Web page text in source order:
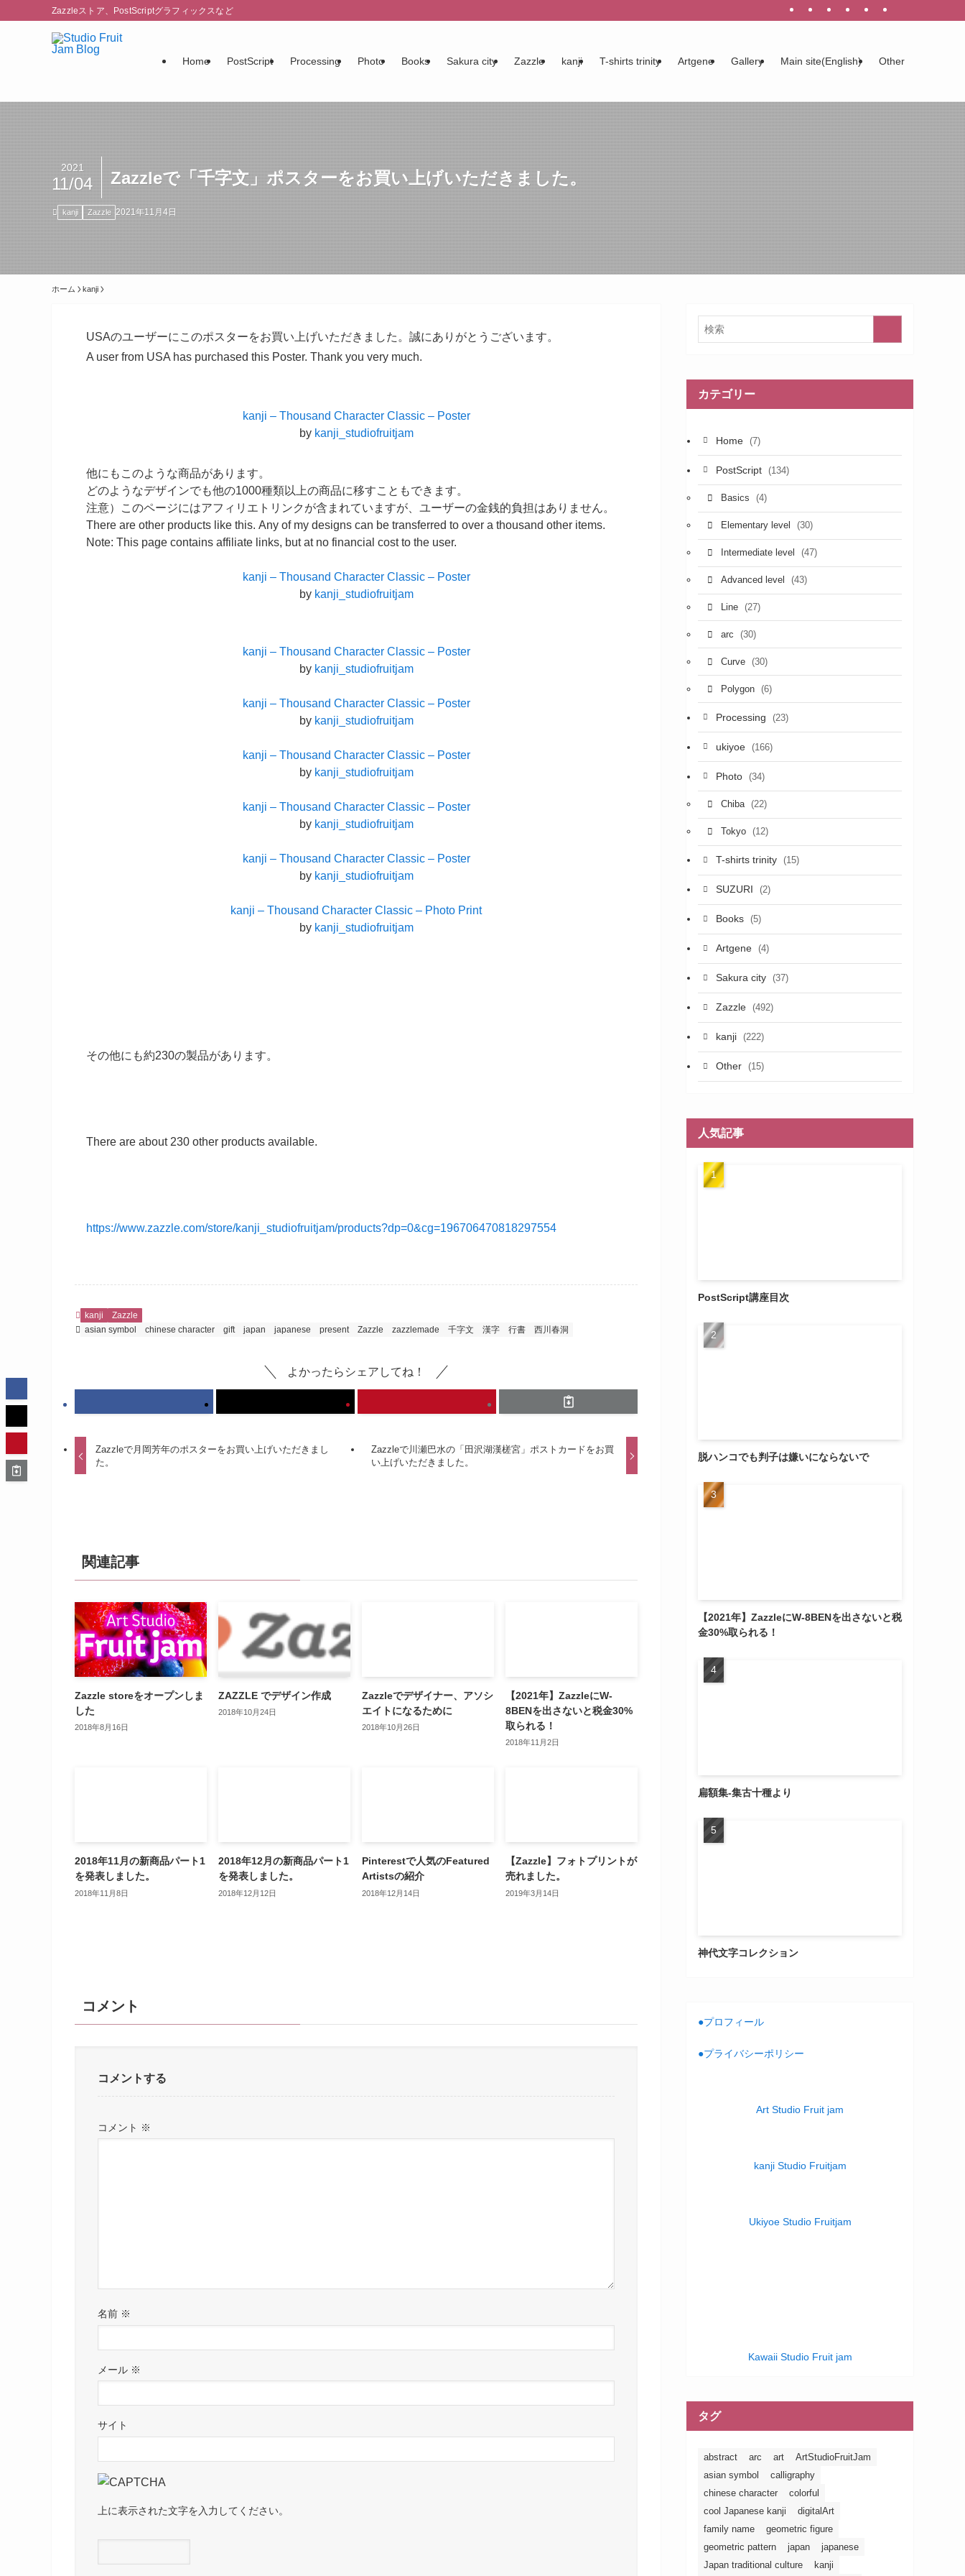
Zazzleストア、PostScriptグラフィックスなど
Home PostScript Processing Photo Books Sakura city Zazzle kanji T-shirts trinity Artgene Gallery Main site(English) Other
Zazzleで「千字文」ポスターをお買い上げいただきました。
2021
11/04
kanji Zazzle 2021年11月4日
ホーム kanji
USAのユーザーにこのポスターをお買い上げいただきました。誠にありがとうございます。
A user from USA has purchased this Poster. Thank you very much.
kanji – Thousand Character Classic – Poster
by kanji_studiofruitjam
他にもこのような商品があります。
どのようなデザインでも他の1000種類以上の商品に移すこともできます。
注意）このページにはアフィリエトリンクが含まれていますが、ユーザーの金銭的負担はありません。
There are other products like this. Any of my designs can be transferred to over a thousand other items.
Note: This page contains affiliate links, but at no financial cost to the user.
kanji – Thousand Character Classic – Poster
by kanji_studiofruitjam
kanji – Thousand Character Classic – Poster
by kanji_studiofruitjam
kanji – Thousand Character Classic – Poster
by kanji_studiofruitjam
kanji – Thousand Character Classic – Poster
by kanji_studiofruitjam
kanji – Thousand Character Classic – Poster
by kanji_studiofruitjam
kanji – Thousand Character Classic – Poster
by kanji_studiofruitjam
kanji – Thousand Character Classic – Photo Print
by kanji_studiofruitjam
その他にも約230の製品があります。
There are about 230 other products available.
https://www.zazzle.com/store/kanji_studiofruitjam/products?dp=0&cg=196706470818297554
kanji
Zazzle
asian symbol
chinese character gift japan japanese present Zazzle zazzlemade 千字文 漢字 行書 西川春洞
よかったらシェアしてね！
Zazzleで月岡芳年のポスターをお買い上げいただきまし
た。
Zazzleで川瀬巴水の「田沢湖漢槎宮」ポストカードをお買
い上げいただきました。
関連記事
Zazzle storeをオープンしま
した
2018年8月16日
ZAZZLE でデザイン作成
2018年10月24日
Zazzleでデザイナー、アソシ
エイトになるために
2018年10月26日
【2021年】ZazzleにW-
8BENを出さないと税金30%
取られる！
2018年11月2日
2018年11月の新商品パート1
を発表しました。
2018年11月8日
2018年12月の新商品パート1
を発表しました。
2018年12月12日
Pinterestで人気のFeatured
Artistsの紹介
2018年12月14日
【Zazzle】フォトプリントが
売れました。
2019年3月14日
コメント
コメントする
コメント ※
名前 ※
メール ※
サイト
上に表示された文字を入力してください。
カテゴリー
Home (7)
PostScript (134)
Basics (4)
Elementary level (30)
Intermediate level (47)
Advanced level (43)
Line (27)
arc (30)
Curve (30)
Polygon (6)
Processing (23)
ukiyoe (166)
Photo (34)
Chiba (22)
Tokyo (12)
T-shirts trinity (15)
SUZURI (2)
Books (5)
Artgene (4)
Sakura city (37)
Zazzle (492)
kanji (222)
Other (15)
人気記事
PostScript講座目次
脱ハンコでも判子は嫌いにならないで
【2021年】ZazzleにW-8BENを出さないと税
金30%取られる！
扁額集-集古十種より
神代文字コレクション
●プロフィール
●プライバシーポリシー
Art Studio Fruit jam
kanji Studio Fruitjam
Ukiyoe Studio Fruitjam
Kawaii Studio Fruit jam
タグ
abstract arc art
ArtStudioFruitJam
asian symbol
calligraphy
chinese character
colorful
cool Japanese kanji
digitalArt
family name
geometric figure
geometric pattern
japan
japanese
Japan traditional culture
kanji